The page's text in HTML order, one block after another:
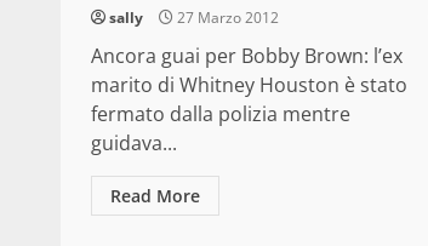
sally 27 Marzo 2012
Ancora guai per Bobby Brown: l’ex
marito di Whitney Houston è stato
fermato dalla polizia mentre
guidava...
Read More